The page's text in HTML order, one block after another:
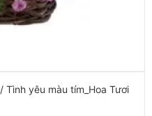
/ Tình yêu màu tím_Hoa Tươi